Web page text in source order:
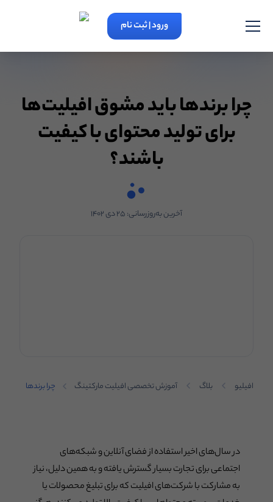
ورود | ثبت نام
چرا برندها باید مشوق افیلیت‌ها
برای تولید محتوای با کیفیت
باشند؟
آخرین به‌روزرسانی:۲۵ دی ۱۴۰۲
افیلیو بلاگ آموزش تخصصی افیلیت مارکتینگ
چرا برندها
باشند؟
در سال‌های اخیر استفاده از فضای آنلاین و شبکه‌های
اجتماعی برای تجارت بسیار گسترش یافته و به همین دلیل، نیاز
به مشارکت با شرکت‌های افیلیت که برای تبلیغ محصولات یا